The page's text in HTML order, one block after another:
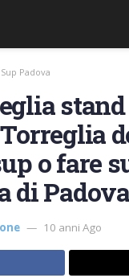
Sup Padova
o fare
di Padova
10 anni Ago